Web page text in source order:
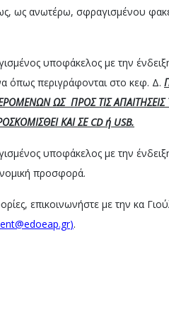
ως ανωτέρω, σφραγισμένου
υποφάκελος με την
όπως περιγράφονται στο κεφ. Δ.
ΩΣ ΠΡΟΣ ΤΙΣ ΑΠΑΙΤΗΣΕΙΣ
ΚΑΙ ΣΕCDή USB.
υποφάκελος με την
προσφορά.
επικοινωνήστε με την κα
).